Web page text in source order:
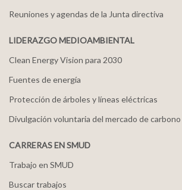
Reuniones y agendas de la Junta directiva
LIDERAZGO MEDIOAMBIENTAL
Clean Energy Vision para 2030
Fuentes de energía
Protección de árboles y líneas eléctricas
Divulgación voluntaria del mercado de carbono
CARRERAS EN SMUD
Trabajo en SMUD
Buscar trabajos